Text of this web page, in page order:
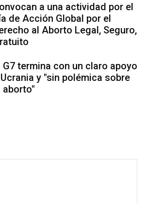
a una actividad por el
de Acción Global por el
al Aborto Legal, Seguro,
G7 termina con un claro apoyo
y "sin polémica sobre
aborto"